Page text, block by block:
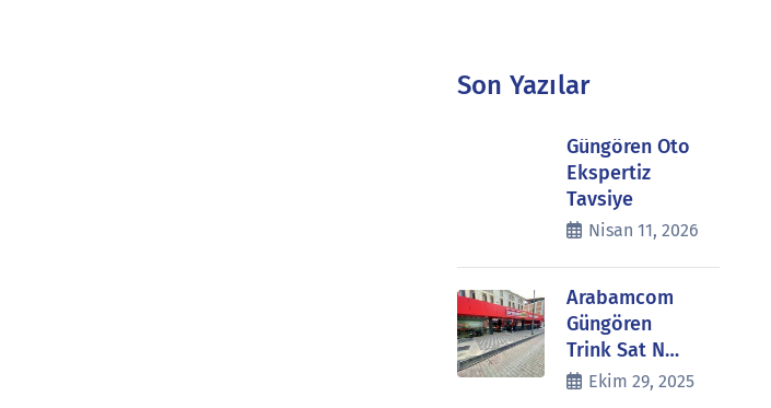
Son Yazılar
Güngören Oto
Ekspertiz
Tavsiye
Nisan 11, 2026
Arabamcom
Güngören
Trink Sat N…
Ekim 29, 2025